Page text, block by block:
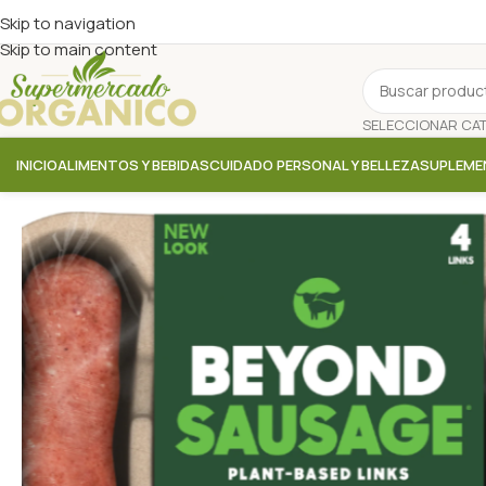
Skip to navigation
Skip to main content
INICIOALIMENTOS Y BEBIDASCUIDADO PERSONAL Y BELLEZA